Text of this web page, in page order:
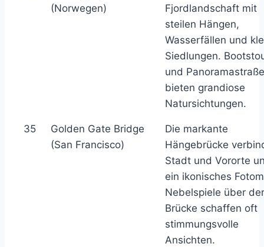
(Norwegen)
Fjordlandschaft mit
steilen Hängen,
Wasserfällen und
Siedlungen.
und
bieten grandiose
Natursichtungen.
35
Golden Gate Bridge
(San Francisco)
Die markante
Hängebrücke
Stadt und Vororte
ein ikonisches
Nebelspiele über der
Brücke schaffen oft
stimmungsvolle
Ansichten.